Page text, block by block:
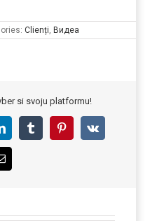
Clienți, Видеа
si svoju platformu!
TumblrPinterest
Vk